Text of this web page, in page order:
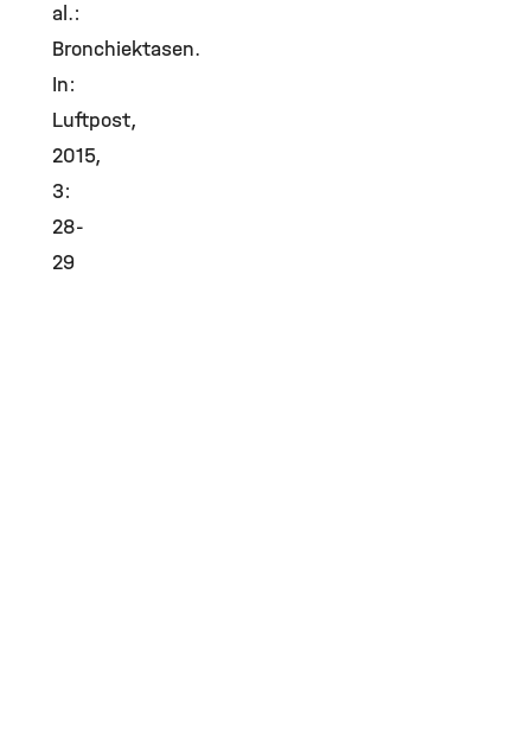
al.:
Bronchiektasen.
In:
Luftpost,
2015,
3:
28-
29